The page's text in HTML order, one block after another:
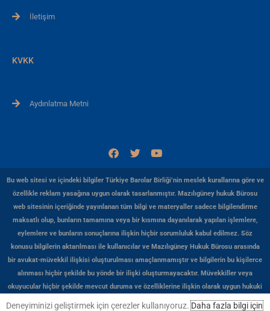
İletişim
KVKK
Aydınlatma Metni
F
a
c
e
b
o
k
T
w
i
t
t
r
Y
o
u
t
u
e
Bu web sitesi ve içindeki bilgiler Türkiye Barolar Birliği’nin meslek kurallarına göre ve
özellikle reklam yasağına uygun olarak tasarlanmıştır. Mazılıgüney hukuk Bürosu
web sitesinin içeriğinde yayınlanan tüm bilgi ve materyaller sadece bilgilendirme
maksatlı olup, bunların tamamına veya bir kısmına dayanılarak yapılan işlemlere,
eylemlere ve bunların sonuçlarına ilişkin hiçbir sorumluluk kabul edilmez. Söz
konusu bilgilerin aktarılması ile kullanıcılar ve Mazılıgüney Hukuk Bürosu arasında
bir avukat-müvekkil ilişkisi oluşturulması amaçlanmamıştır ve bilgilerin bu kişilerce
alınması hiçbir şekilde bu yönde bir ilişki oluşturmayacaktır. Müvekkiller veya
okuyucular hiçbir şekilde mevcut duruma ve özelliklerine ilişkin olarak uygun hukuki
veya başka herhangi bir profesyonel görüş almadan, Mazılıgüney Hukuk Bürosu web
Deneyiminizi geliştirmek için çerezler kullanıyoruz.Daha fazla bilgi için